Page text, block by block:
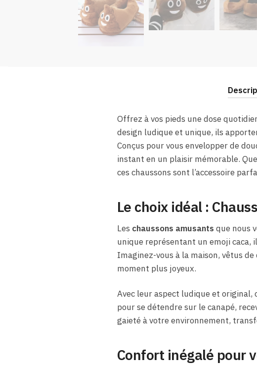
Offrez à vos pieds une dose
design ludique et unique, ils
Conçus pour vous envelopper de
instant en un plaisir mémorable.
ces chaussons sont l’accessoire
Le choix idéal :
Les chaussons amusants que nous
unique représentant un emoji caca,
Imaginez-vous à la maison, vêtus
moment plus joyeux.
Avec leur aspect ludique et original,
pour se détendre sur le canapé,
gaieté à votre environnement,
Confort inégalé pour